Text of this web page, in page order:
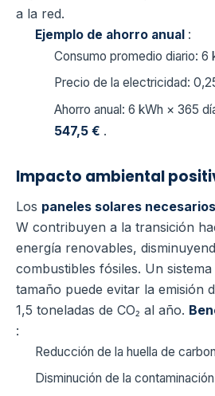
a la red.
Ejemplo de ahorro anual :
Consumo promedio diario: 6
Precio de la electricidad:
Ahorro anual: 6 kWh × 365
547,5 € .
Impacto ambiental
Los paneles solares necesarios
W contribuyen a la transición
energía renovables,
combustibles fósiles. Un
tamaño puede evitar la emisión
1,5 toneladas de CO₂ al año.
:
Reducción de la huella de
Disminución de la